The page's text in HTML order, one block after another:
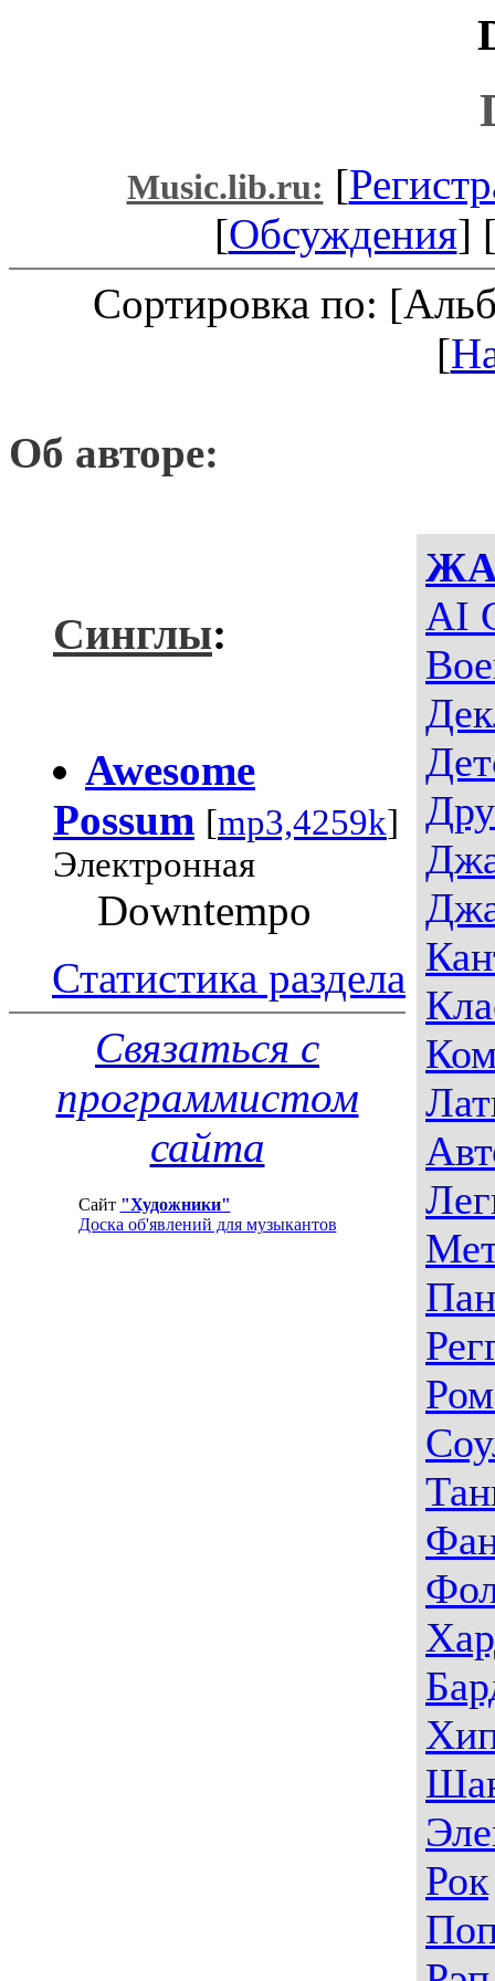
Music.lib.ru: [
[Обсуждения]
Сортировка по:
[
Об авторе:
AI
Рок
Синглы:
Awesome
Possum [mp3,4259k]
Электронная
Downtempo
Статистика раздела
Связаться с
программистом
сайта
Сайт "Художники"
Доска об'явлений для музыкантов